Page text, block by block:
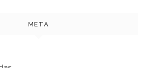
META